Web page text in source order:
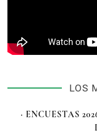
LOS
· ENCUESTAS